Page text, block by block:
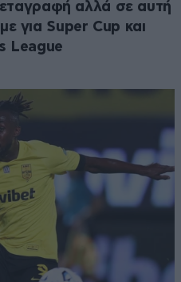
αλλά σε αυτή
για Super Cup και
League